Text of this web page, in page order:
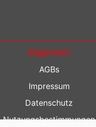
Allgemein
AGBs
Impressum
Datenschutz
Nutzungsbestimmungen